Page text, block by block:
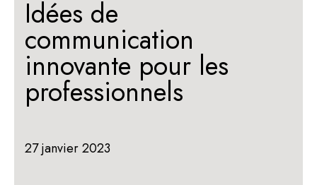
Idées de
communication
innovante pour les
professionnels
27 janvier 2023